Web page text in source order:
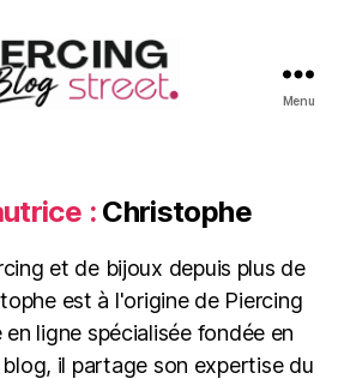
Menu
: Christophe
et de bijoux depuis plus de
est à l'origine de Piercing
ligne spécialisée fondée en
il partage son expertise du